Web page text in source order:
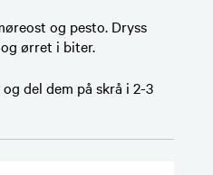
og pesto. Dryss
ørret i biter.
del dem på skrå i 2-3